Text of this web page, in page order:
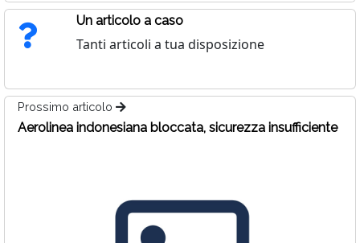
Un articolo a caso
Tanti articoli a tua disposizione
Prossimo articolo
Aerolinea indonesiana bloccata, sicurezza insufficiente